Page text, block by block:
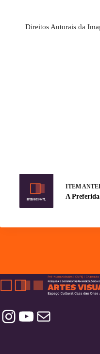
Direitos Autorais da
ITEM
A Preferida
Instagram YouTube Contatos